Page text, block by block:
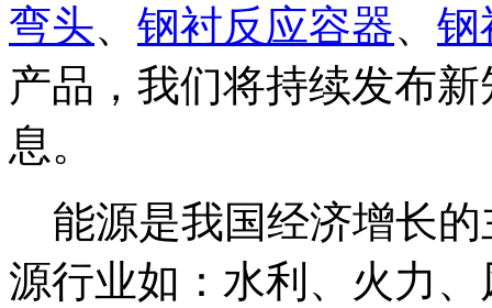
弯头、 钢衬反应容器、 钢
产品，我们将持续发布
息。
能源是我国经济增长的
源行业如：水利、火力